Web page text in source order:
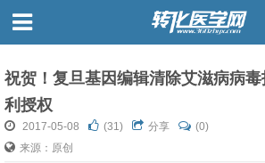
祝贺！复旦基因编辑清除艾滋病病
利授权
2017-05-08 (31) 分享
(0)
来源：原创